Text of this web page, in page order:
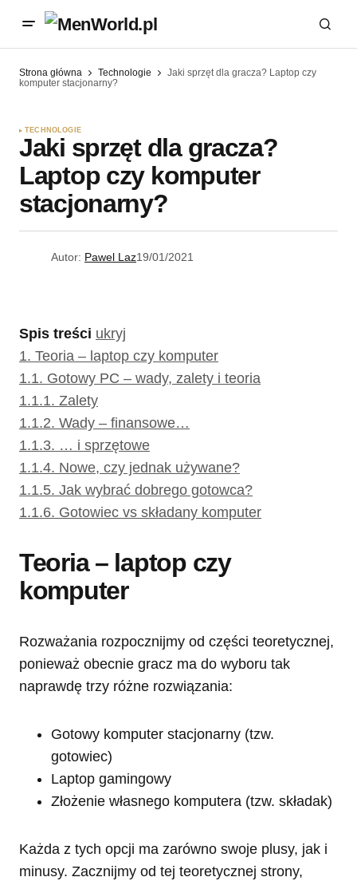
Strona główna Technologie
Jaki sprzęt dla gracza? Laptop czy
komputer stacjonarny?
TECHNOLOGIE
Jaki sprzęt dla gracza?
Laptop czy komputer
stacjonarny?
Autor: Pawel Laz19/01/2021
Spis treści ukryj
1. Teoria – laptop czy komputer
1.1. Gotowy PC – wady, zalety i teoria
1.1.1. Zalety
1.1.2. Wady – finansowe…
1.1.3. … i sprzętowe
1.1.4. Nowe, czy jednak używane?
1.1.5. Jak wybrać dobrego gotowca?
1.1.6. Gotowiec vs składany komputer
Teoria – laptop czy
komputer
Rozważania rozpocznijmy od części teoretycznej,
ponieważ obecnie gracz ma do wyboru tak
naprawdę trzy różne rozwiązania:
Gotowy komputer stacjonarny (tzw.
gotowiec)
Laptop gamingowy
Złożenie własnego komputera (tzw. składak)
Każda z tych opcji ma zarówno swoje plusy, jak i
minusy. Zacznijmy od tej teoretycznej strony,